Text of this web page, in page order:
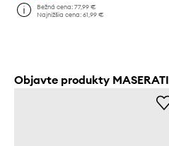
Bežná cena:77,99 €
Najnižšia cena:61,99 €
Objavte produkty MASERATI